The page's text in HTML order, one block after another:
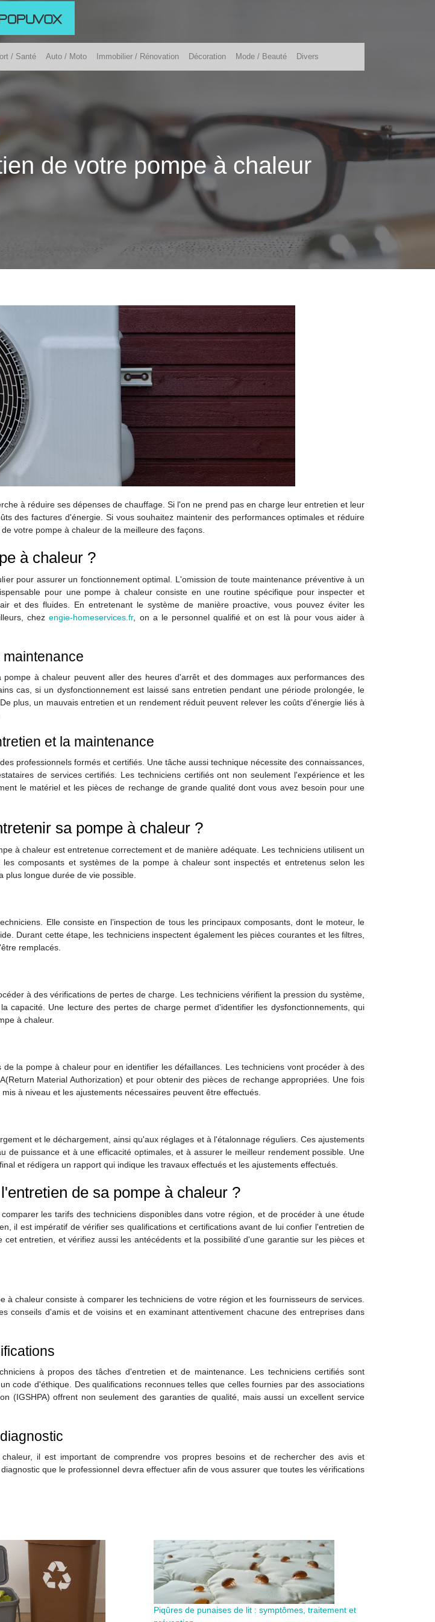
/ Santé Auto / Moto Immobilier / Rénovation Décoration Mode / Beauté Divers
de votre pompe à chaleur
à réduire ses dépenses de chauffage. Si l'on ne prend pas en charge leur entretien et leur
des factures d'énergie. Si vous souhaitez maintenir des performances optimales et réduire
votre pompe à chaleur de la meilleure des façons.
à chaleur ?
pour assurer un fonctionnement optimal. L'omission de toute maintenance préventive à un
pour une pompe à chaleur consiste en une routine spécifique pour inspecter et
et des fluides. En entretenant le système de manière proactive, vous pouvez éviter les
chezengie-homeservices.fr, on a le personnel qualifié et on est là pour vous aider à
à chaleur peuvent aller des heures d'arrêt et des dommages aux performances des
cas, si un dysfonctionnement est laissé sans entretien pendant une période prolongée, le
plus, un mauvais entretien et un rendement réduit peuvent relever les coûts d'énergie liés à
et la maintenance
professionnels formés et certifiés. Une tâche aussi technique nécessite des connaissances,
de services certifiés. Les techniciens certifiés ont non seulement l'expérience et les
le matériel et les pièces de rechange de grande qualité dont vous avez besoin pour une
sa pompe à chaleur ?
à chaleur est entretenue correctement et de manière adéquate. Les techniciens utilisent un
composants et systèmes de la pompe à chaleur sont inspectés et entretenus selon les
longue durée de vie possible.
Elle consiste en l’inspection de tous les principaux composants, dont le moteur, le
Durant cette étape, les techniciens inspectent également les pièces courantes et les filtres,
remplacés.
à des vérifications de pertes de charge. Les techniciens vérifient la pression du système,
capacité. Une lecture des pertes de charge permet d'identifier les dysfonctionnements, qui
à chaleur.
la pompe à chaleur pour en identifier les défaillances. Les techniciens vont procéder à des
Material Authorization) et pour obtenir des pièces de rechange appropriées. Une fois
à niveau et les ajustements nécessaires peuvent être effectués.
et le déchargement, ainsi qu'aux réglages et à l'étalonnage réguliers. Ces ajustements
puissance et à une efficacité optimales, et à assurer le meilleur rendement possible. Une
et rédigera un rapport qui indique les travaux effectués et les ajustements effectués.
de sa pompe à chaleur ?
les tarifs des techniciens disponibles dans votre région, et de procéder à une étude
il est impératif de vérifier ses qualifications et certifications avant de lui confier l'entretien de
entretien, et vérifiez aussi les antécédents et la possibilité d'une garantie sur les pièces et
chaleur consiste à comparer les techniciens de votre région et les fournisseurs de services.
conseils d'amis et de voisins et en examinant attentivement chacune des entreprises dans
à propos des tâches d'entretien et de maintenance. Les techniciens certifiés sont
code d'éthique. Des qualifications reconnues telles que celles fournies par des associations
(IGSHPA) offrent non seulement des garanties de qualité, mais aussi un excellent service
il est important de comprendre vos propres besoins et de rechercher des avis et
que le professionnel devra effectuer afin de vous assurer que toutes les vérifications
Piqûres de punaises de lit : symptômes, traitement et